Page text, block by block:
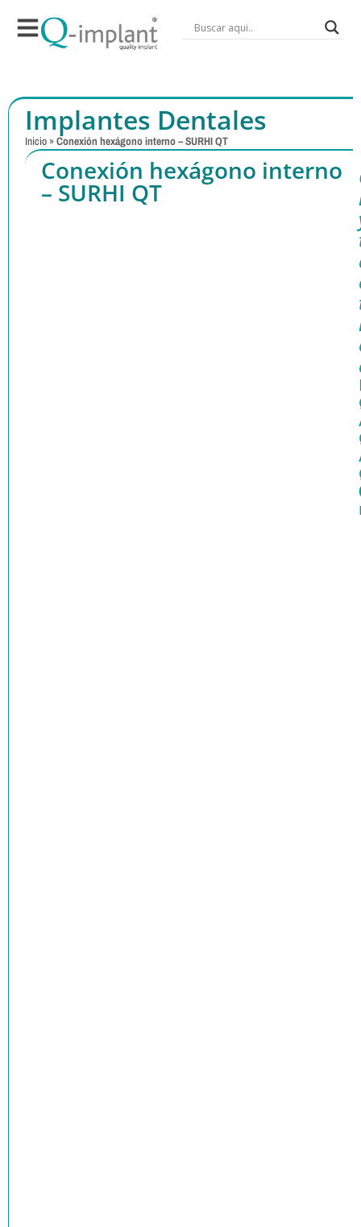
Implantes Dentales
Inicio »Conexión hexágono interno – SURHI QT
Conexión hexágono interno
– SURHI QT